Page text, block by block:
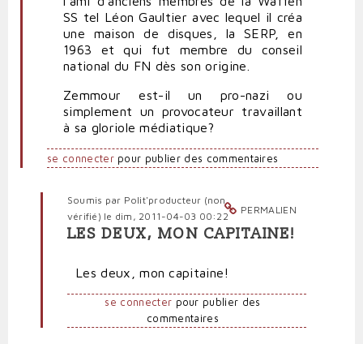
SS tel Léon Gaultier avec lequel il créa
une maison de disques, la SERP, en
1963 et qui fut membre du conseil
national du FN dès son origine.
Zemmour est-il un pro-nazi ou
simplement un provocateur travaillant
à sa gloriole médiatique?
se connecterpour publier des commentaires
PERMALIEN
Soumis par Polit'producteur (non
vérifié) le dim, 2011-04-03 00:22
En
Zemmour
LES DEUX, MON CAPITAINE!
Les deux, mon capitaine!
se connecter pour publier des
commentaires